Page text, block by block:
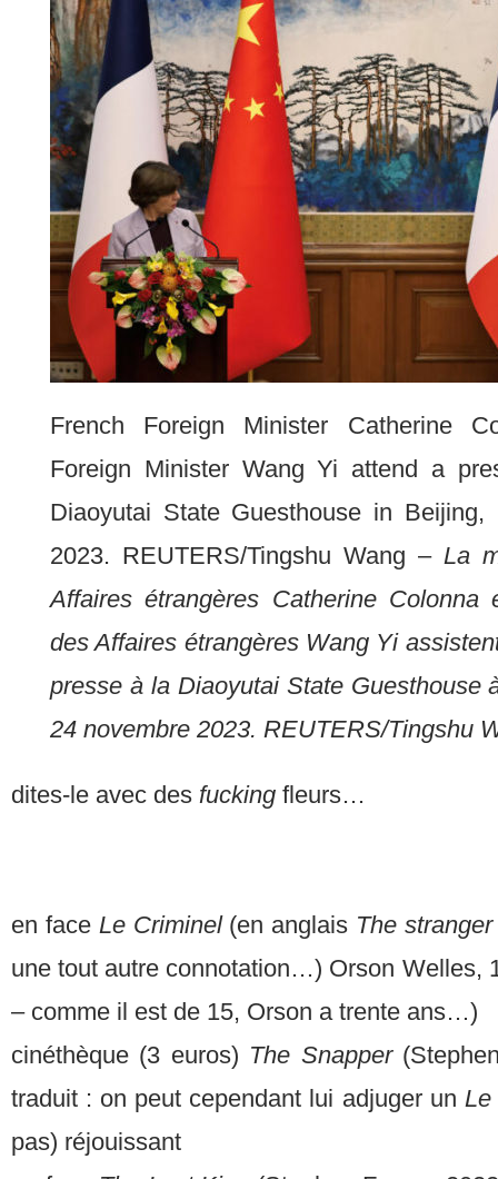
French Foreign Minister Catherine
Foreign Minister Wang Yi attend a
Diaoyutai State Guesthouse in Beijing,
2023. REUTERS/Tingshu Wang – La
Affaires étrangères Catherine
des Affaires étrangères Wang Yi
presse à la Diaoyutai State Guesthouse
24 novembre 2023. REUTERS/Tingshu
dites-le avec des fucking fleurs…
en face Le Criminel(en anglais The
une tout autre connotation…) Orson Welles,
– comme il est de 15, Orson a trente ans…)
cinéthèque (3 euros) The Snapper
traduit : on peut cependant lui adjuger un Le
pas) réjouissant